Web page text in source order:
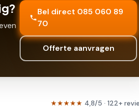
Bel direct 085 060 89
70
Offerte aanvragen
★★★★★ 4,8/5 · 122+